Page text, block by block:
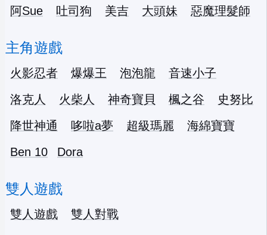
阿Sue 吐司狗 美吉 大頭妹 惡魔理髮師
主角遊戲
火影忍者 爆爆王 泡泡龍
音速小子
洛克人
火柴人 神奇寶貝 楓之谷
史努比
降世神通
哆啦a夢 超級瑪麗
海綿寶寶
Ben 10
Dora
雙人遊戲
雙人遊戲 雙人對戰